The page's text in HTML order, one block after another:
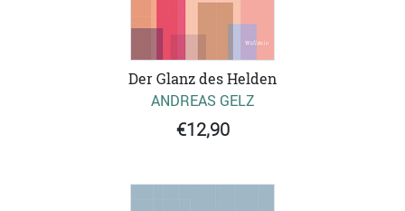
Der Glanz des Helden
ANDREAS GELZ
€12,90